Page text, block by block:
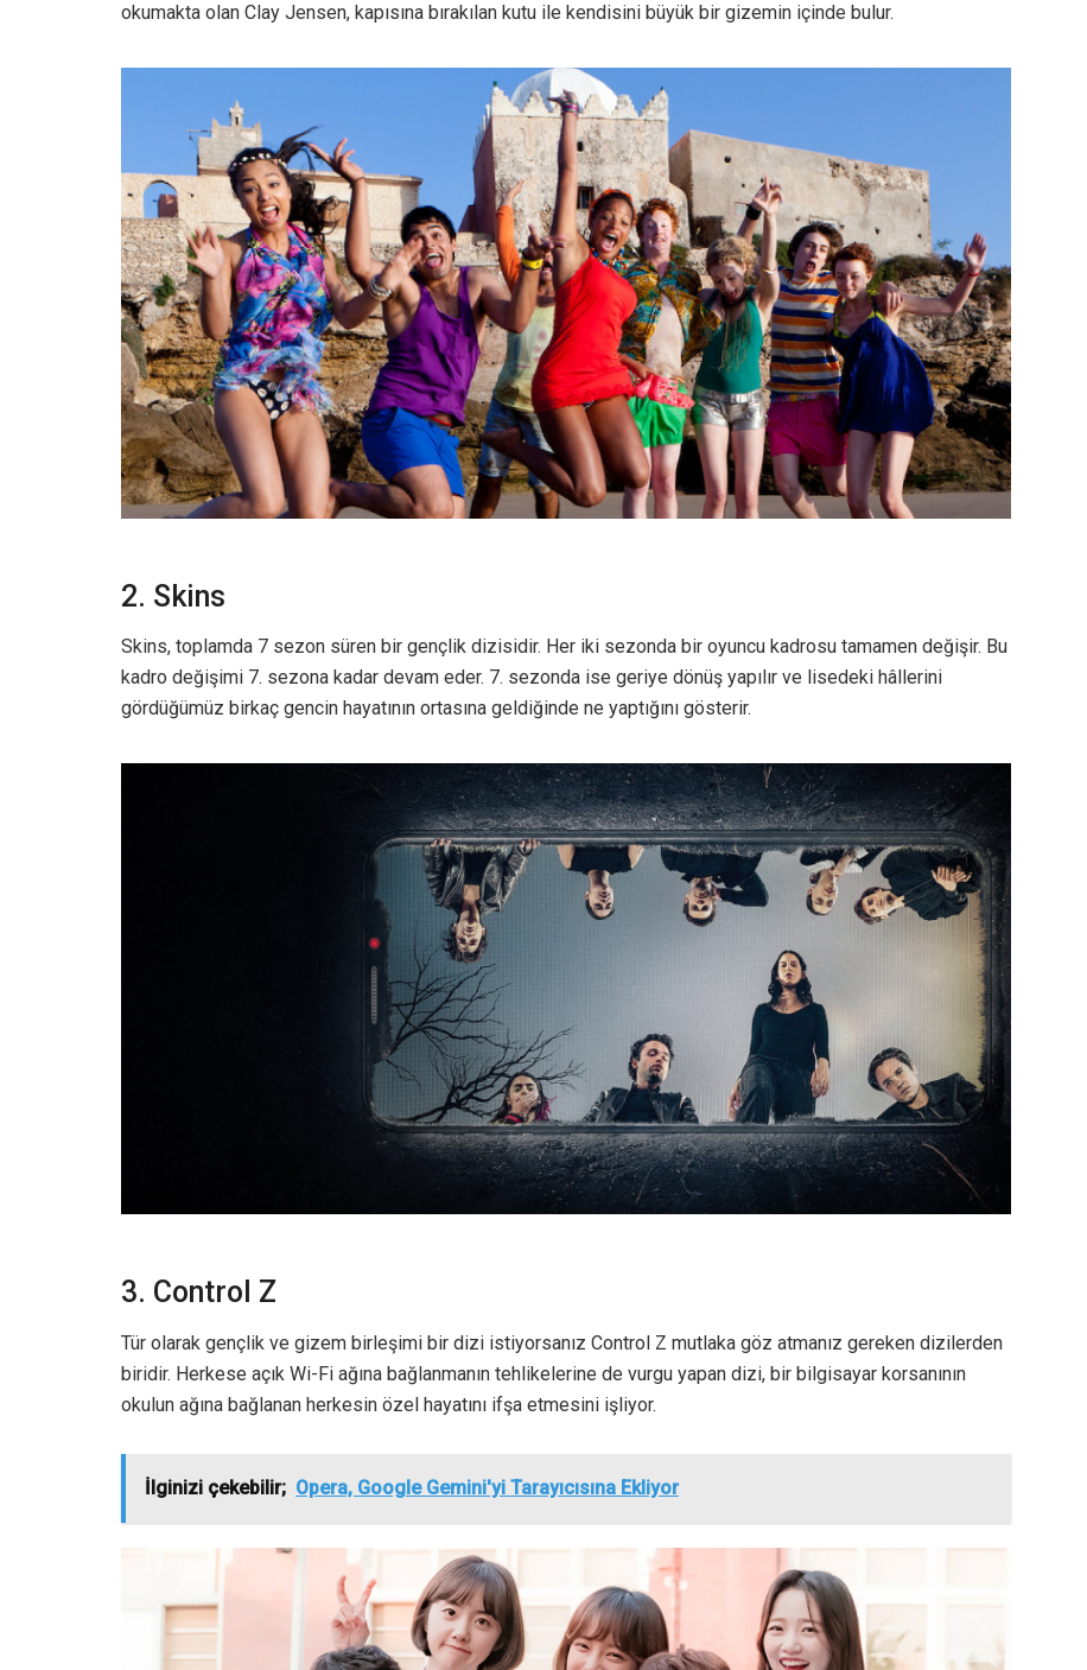
okumakta olan Clay Jensen, kapısına bırakılan kutu ile kendisini büyük bir gizemin içinde bulur.
2. Skins
Skins, toplamda 7 sezon süren bir gençlik dizisidir. Her iki sezonda bir oyuncu kadrosu tamamen değişir. Bu
kadro değişimi 7. sezona kadar devam eder. 7. sezonda ise geriye dönüş yapılır ve lisedeki hâllerini
gördüğümüz birkaç gencin hayatının ortasına geldiğinde ne yaptığını gösterir.
3. Control Z
Tür olarak gençlik ve gizem birleşimi bir dizi istiyorsanız Control Z mutlaka göz atmanız gereken dizilerden
biridir. Herkese açık Wi-Fi ağına bağlanmanın tehlikelerine de vurgu yapan dizi, bir bilgisayar korsanının
okulun ağına bağlanan herkesin özel hayatını ifşa etmesini işliyor.
İlginizi çekebilir; Opera, Google Gemini'yi Tarayıcısına Ekliyor